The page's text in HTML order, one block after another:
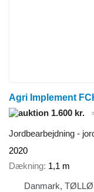
Agri Implement
1.600 kr.
Jordbearbejdning -
2020
Dækning 1,1 m
Danmark,